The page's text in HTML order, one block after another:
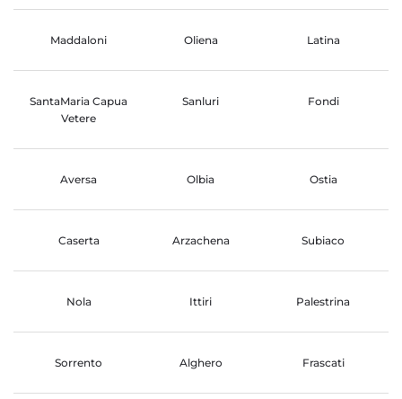
Maddaloni Oliena Latina
SantaMaria Capua
Vetere
Sanluri Fondi
Aversa Olbia Ostia
Caserta Arzachena Subiaco
Nola Ittiri Palestrina
Sorrento Alghero Frascati